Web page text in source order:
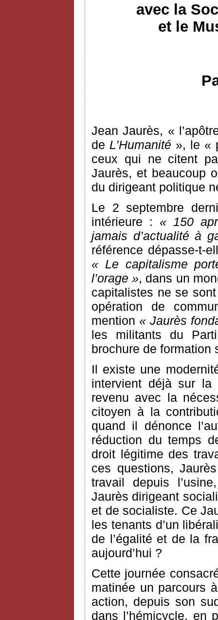
avec la
et le
Jean Jaurès, «
de L’Humanité », le «
ceux qui ne citent
Jaurès, et beaucoup
du dirigeant politique
Le 2 septembre
intérieure : « 150
jamais d’actualité à
référence dépasse-t-
« Le capitalisme
l’orage », dans un
capitalistes ne se
opération de
mention « Jaurès
les militants du
brochure de formation
Il existe une
intervient déjà sur la
revenu avec la
citoyen à la
quand il dénonce
réduction du temps
droit légitime des
ces questions,
travail depuis
Jaurès dirigeant
et de socialiste. Ce
les tenants d’un
de l’égalité et de la
aujourd’hui ?
Cette journée
matinée un parcours
action, depuis son
dans l’hémicycle, en